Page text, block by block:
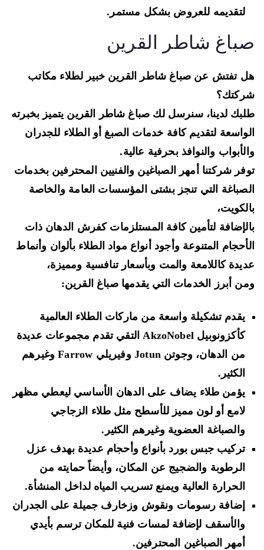
لتقديمه للعروض بشكل مستمر.
شاطر القرين
تفتش عن صباغ شاطر القرين خبير لطلاء مكاتب
لدينا، سنرسل لك صباغ شاطر القرين يتميز بخبرته
لتقديم كافة خدمات الصبغ أو الطلاء للجدران
والنوافذ بحرفية عالية.
شركتنا أمهر الصباغين والفنيين المحترفين بخدمات
التي تنجز بشتى المؤسسات العامة والخاصة
لتأمين كافة المستلزمات كفرش الدهان ذات
المتنوعة وأجود أنواع مواد الطلاء بألوان وأنماط
كاللامعة والمت وبأسعار تنافسية ومميزة،
أبرز الخدمات التي يقدمها صباغ القرين:
يقدم تشكيلة واسعة من ماركات الطلاء العالمية
كأكزونوبيل AkzoNobel التقي تقدم مجموعات عديدة
من الدهان، وجوتن Jotun وفيريلي Farrow وغيرهم
الكثير.
يؤمن طلاء يضاف على الدهان الأساسي ليعطي مظهر
لامع أو لون مميز للأسطح مثل طلاء الزجاجي
والصباغة العضوية وغيرهم الكثير.
تركيب جبس بورد بأنواع وأحجام عديدة بهدف عزل
الرطوبة والضجيج عن المكان، وأيضاً حمايته من
الحرارة العالية ويمنع تسريب المياه لداخل المنشأة.
إضافة رسومات ونقوش وزخارف جميلة على الجدران
والأسقف لإضافة لمسات فنية للمكان ترسم بأيدي
أمهر الصباغين المحترفين.